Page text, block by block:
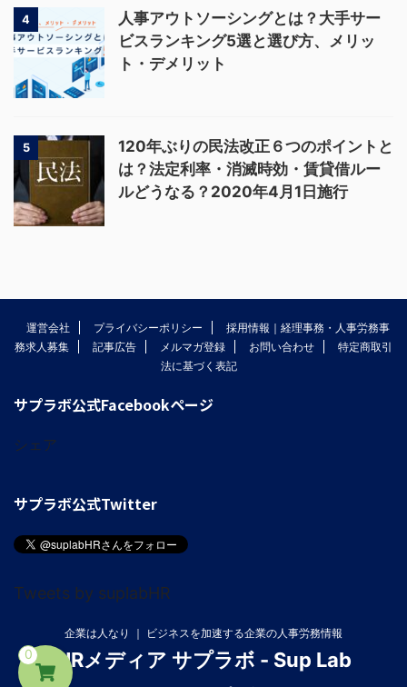
4
人事アウトソーシングとは？大手サー
ビスランキング5選と選び方、メリッ
ト・デメリット
5
120年ぶりの民法改正６つのポイントと
は？法定利率・消滅時効・賃貸借ルー
ルどうなる？2020年4月1日施行
運営会社 プライバシーポリシー
採用情報｜経理事務・人事労務事
務求人募集
記事広告 メルマガ登録 お問い合わせ
特定商取引
法に基づく表記
サプラボ公式Facebookページ
シェア
サプラボ公式Twitter
Tweets by suplabHR
企業は人なり ｜ ビジネスを加速する企業の人事労務情報
HRメディア サプラボ - Sup Lab
0